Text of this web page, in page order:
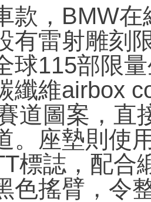
款，BMW
有雷射雕刻
球115部限
纖維airbox
道圖案，直
。座墊則使
標誌，配合
色搖臂，令